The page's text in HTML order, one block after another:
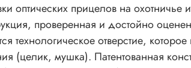
оптических прицелов на
проверенная и достойно
технологическое отверстие,
(целик, мушка). Патентованная